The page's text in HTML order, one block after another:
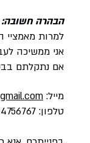
הבהרה חשובה:
למרות מאמציי
אני ממשיכה
אם נתקלתם
מייל:
טלפון: 054-4756767